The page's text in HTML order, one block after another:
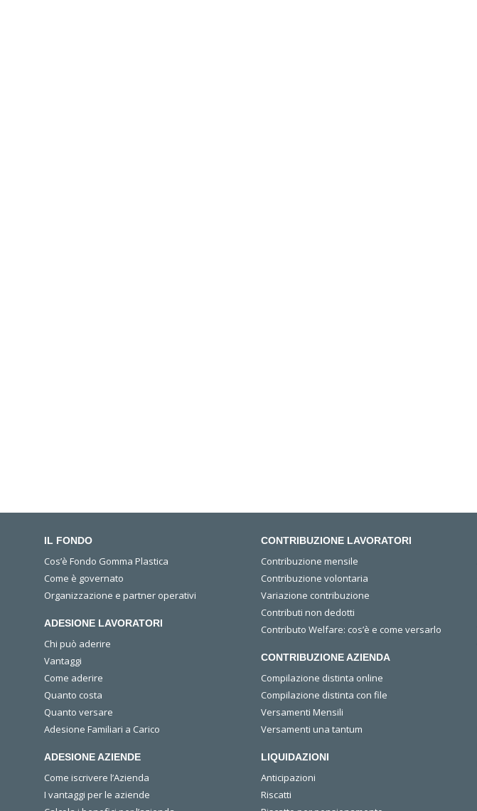
IL FONDO
Cos’è Fondo Gomma Plastica
Come è governato
Organizzazione e partner operativi
ADESIONE LAVORATORI
Chi può aderire
Vantaggi
Come aderire
Quanto costa
Quanto versare
Adesione Familiari a Carico
ADESIONE AZIENDE
Come iscrivere l’Azienda
I vantaggi per le aziende
CONTRIBUZIONE LAVORATORI
Contribuzione mensile
Contribuzione volontaria
Variazione contribuzione
Contributi non dedotti
Contributo Welfare: cos’è e come versarlo
CONTRIBUZIONE AZIENDA
Compilazione distinta online
Compilazione distinta con file
Versamenti Mensili
Versamenti una tantum
LIQUIDAZIONI
Anticipazioni
Riscatti